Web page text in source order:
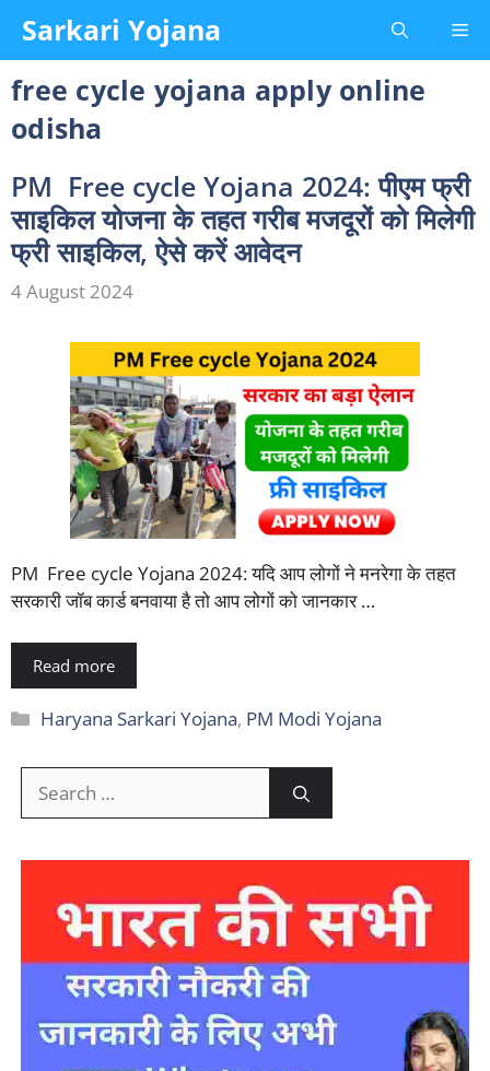
content
Sarkari Yojana
free cycle yojana apply online
odisha
PM Free cycle Yojana 2024: पीएम फ्री
साइकिल योजना के तहत गरीब मजदूरों को मिलेगी
फ्री साइकिल, ऐसे करें आवेदन
4 August 2024
PM Free cycle Yojana 2024: यदि आप लोगों ने मनरेगा के तहत
सरकारी जॉब कार्ड बनवाया है तो आप लोगों को जानकार …
Read more
Categories
Haryana Sarkari Yojana, PM Modi Yojana
for: